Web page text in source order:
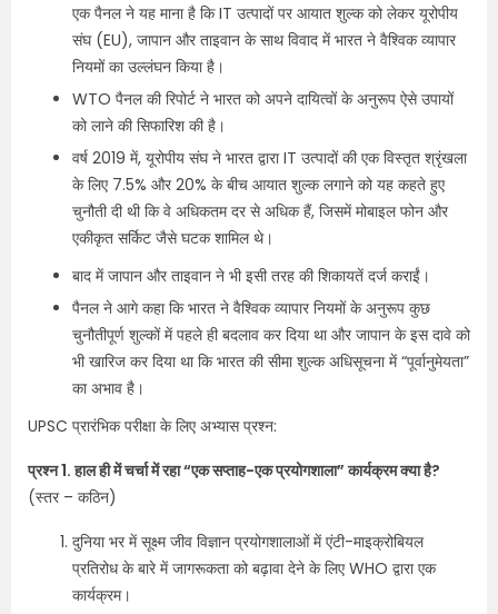
एक पैनल ने यह माना है कि IT उत्पादों पर आयात शुल्क को लेकर यूरोपीय
संघ (EU), जापान और ताइवान के साथ विवाद में भारत ने वैश्विक व्यापार
नियमों का उल्लंघन किया है।
WTO पैनल की रिपोर्ट ने भारत को अपने दायित्वों के अनुरूप ऐसे उपायों
को लाने की सिफारिश की है।
वर्ष 2019 में, यूरोपीय संघ ने भारत द्वारा IT उत्पादों की एक विस्तृत श्रृंखला
के लिए 7.5% और 20% के बीच आयात शुल्क लगाने को यह कहते हुए
चुनौती दी थी कि वे अधिकतम दर से अधिक हैं, जिसमें मोबाइल फोन और
एकीकृत सर्किट जैसे घटक शामिल थे।
बाद में जापान और ताइवान ने भी इसी तरह की शिकायतें दर्ज कराईं।
पैनल ने आगे कहा कि भारत ने वैश्विक व्यापार नियमों के अनुरूप कुछ
चुनौतीपूर्ण शुल्कों में पहले ही बदलाव कर दिया था और जापान के इस दावे को
भी खारिज कर दिया था कि भारत की सीमा शुल्क अधिसूचना में “पूर्वानुमेयता”
का अभाव है।
UPSC प्रारंभिक परीक्षा के लिए अभ्यास प्रश्न:
प्रश्न 1. हाल ही में चर्चा में रहा “एक सप्ताह-एक प्रयोगशाला” कार्यक्रम क्या है?
(स्तर – कठिन)
दुनिया भर में सूक्ष्म जीव विज्ञान प्रयोगशालाओं में एंटी-माइक्रोबियल
प्रतिरोध के बारे में जागरूकता को बढ़ावा देने के लिए WHO द्वारा एक
कार्यक्रम।